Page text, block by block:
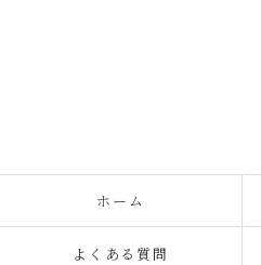
ホーム
よくある質問